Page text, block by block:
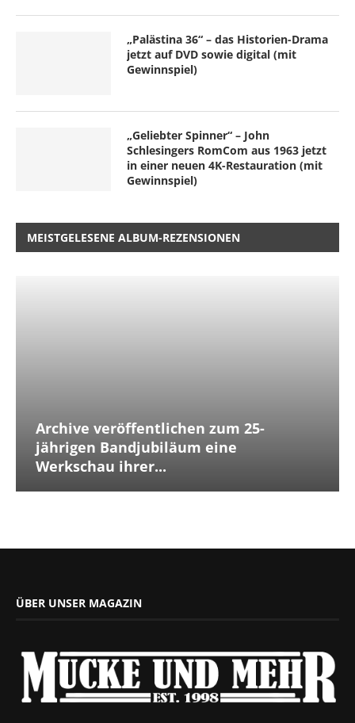
„Palästina 36“ – das Historien-Drama
jetzt auf DVD sowie digital (mit
Gewinnspiel)
„Geliebter Spinner“ – John
Schlesingers RomCom aus 1963 jetzt
in einer neuen 4K-Restauration (mit
Gewinnspiel)
MEISTGELESENE ALBUM-REZENSIONEN
Archive veröffentlichen zum 25-
jährigen Bandjubiläum eine
Werkschau ihrer...
ÜBER UNSER MAGAZIN